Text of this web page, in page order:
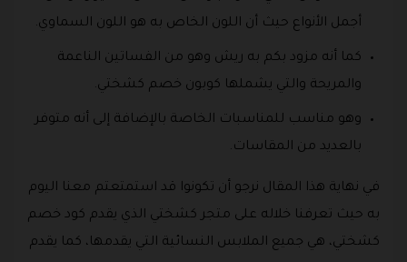
أجمل الأنواع حيث أن اللون الخاص به هو اللون السماوي.
كما أنه مزود بكم به ريش وهو من الفساتين الناعمة
والمريحة والتي يشملها كوبون خصم كشختي.
وهو مناسب للمناسبات الخاصة بالإضافة إلى أنه متوفر
بالعديد من المقاسات.
في نهاية هذا المقال نرجو أن تكونوا قد استمتعتم معنا اليوم
به حيث تعرفنا خلاله على متجر كشختي الذي يقدم كود خصم
كشختي، هي جميع الملابس النسائية التي يقدمها، كما يقدم